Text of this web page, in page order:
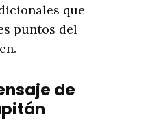
que
puntos del
de